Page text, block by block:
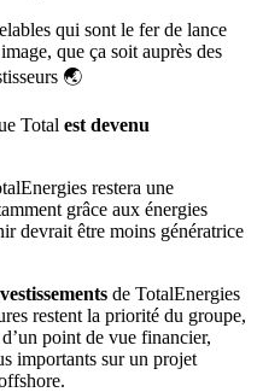
qui sont le fer de lance
que ça soit auprès des
🌏
Total est devenu
restera une
grâce aux énergies
devrait être moins génératrice
de TotalEnergies
restent la priorité du groupe,
point de vue financier,
importants sur un projet